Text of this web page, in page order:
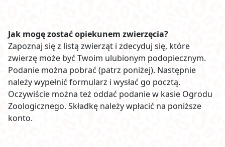
Jak mogę zostać opiekunem zwierzęcia?
Zapoznaj się z listą zwierząt i zdecyduj się, które
zwierzę może być Twoim ulubionym podopiecznym.
Podanie można pobrać (patrz poniżej). Następnie
należy wypełnić formularz i wysłać go pocztą.
Oczywiście można też oddać podanie w kasie Ogrodu
Zoologicznego. Składkę należy wpłacić na poniższe
konto.